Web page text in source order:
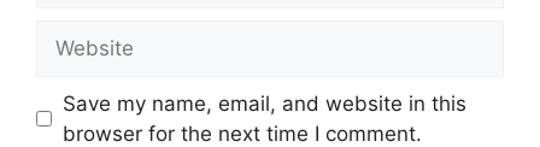
Save my name, email, and website in this
browser for the next time I comment.